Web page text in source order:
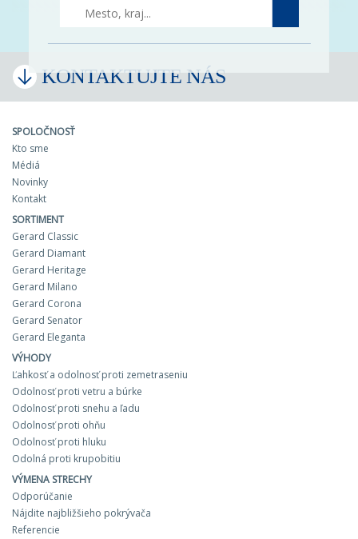
KONTAKTUJTE NÁS
SPOLOČNOSŤ
Kto sme
Médiá
Novinky
Kontakt
SORTIMENT
Gerard Classic
Gerard Diamant
Gerard Heritage
Gerard Milano
Gerard Corona
Gerard Senator
Gerard Eleganta
VÝHODY
Ľahkosť a odolnosť proti zemetraseniu
Odolnosť proti vetru a búrke
Odolnosť proti snehu a ľadu
Odolnosť proti ohňu
Odolnosť proti hluku
Odolná proti krupobitiu
VÝMENA STRECHY
Odporúčanie
Nájdite najbližšieho pokrývača
Referencie